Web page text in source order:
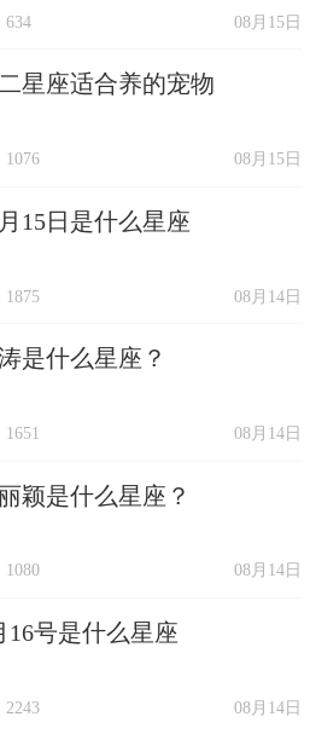
08月15日
634
星座适合养的宠物
08月15日
1076
15日是什么星座
08月14日
1875
是什么星座？
08月14日
1651
颖是什么星座？
08月14日
1080
16号是什么星座
08月14日
2243